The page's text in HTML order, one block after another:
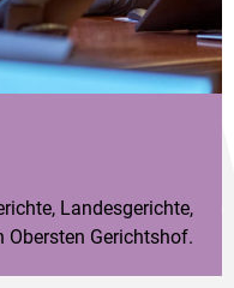
Landesgerichte,
Obersten Gerichtshof.